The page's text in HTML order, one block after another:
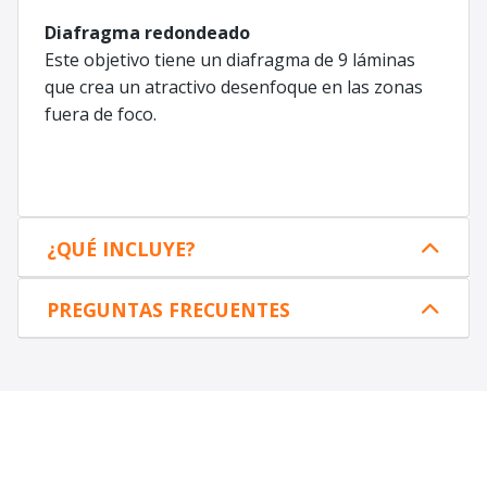
Diafragma redondeado
Este objetivo tiene un diafragma de 9 láminas
que crea un atractivo desenfoque en las zonas
fuera de foco.
¿QUÉ INCLUYE?
PREGUNTAS FRECUENTES